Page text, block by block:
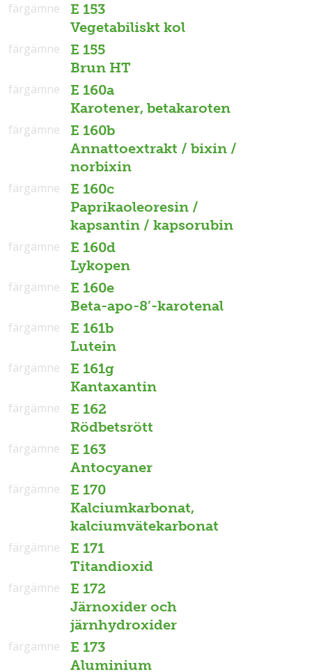
E 153
Vegetabiliskt kol
färgämne
E 155
Brun HT
färgämne
E 160a
Karotener, betakaroten
färgämne
E 160b
Annattoextrakt / bixin /
norbixin
färgämne
E 160c
Paprikaoleoresin /
kapsantin / kapsorubin
färgämne
E 160d
Lykopen
färgämne
E 160e
Beta-apo-8’-karotenal
färgämne
E 161b
Lutein
färgämne
E 161g
Kantaxantin
färgämne
E 162
Rödbetsrött
färgämne
E 163
Antocyaner
färgämne
E 170
Kalciumkarbonat,
kalciumvätekarbonat
färgämne
E 171
Titandioxid
färgämne
E 172
Järnoxider och
järnhydroxider
färgämne
E 173
Aluminium
färgämne